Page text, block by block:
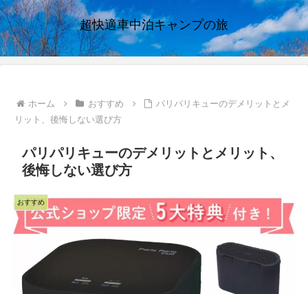
超快適車中泊キャンプの旅
ホーム おすすめ
パリパリキューのデメリットとメ
リット、後悔しない選び方
パリパリキューのデメリットとメリット、
後悔しない選び方
おすすめ